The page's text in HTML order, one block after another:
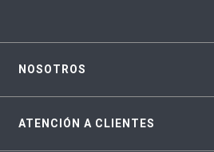
NOSOTROS
ATENCIÓN A CLIENTES